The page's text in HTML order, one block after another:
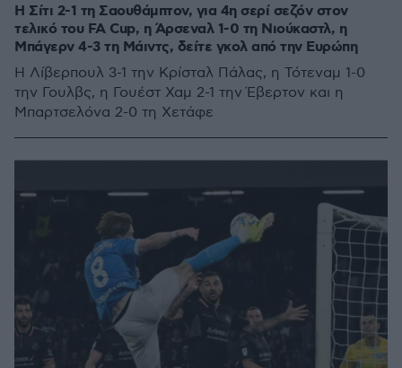
Η Σίτι 2-1 τη Σαουθάμπτον, για 4η σερί σεζόν στον
τελικό του FA Cup, η Άρσεναλ 1-0 τη Νιούκαστλ, η
Μπάγερν 4-3 τη Μάιντς, δείτε γκολ από την Ευρώπη
Η Λίβερπουλ 3-1 την Κρίσταλ Πάλας, η Τότεναμ 1-0
την Γουλβς, η Γουέστ Χαμ 2-1 την Έβερτον και η
Μπαρτσελόνα 2-0 τη Χετάφε